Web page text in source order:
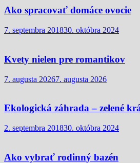
Ako spracovať domáce ovocie
7. septembra 201830. októbra 2024
Kvety nielen pre romantikov
7. augusta 20267. augusta 2026
Ekologická záhrada – zelené
2. septembra 201830. októbra 2024
Ako vybrať rodinný bazén